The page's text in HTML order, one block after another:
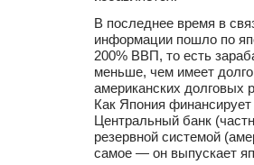
В последнее время в
инфор­мации пошло по
200% ВВП, то есть
меньше, чем имеет
американских долговых
Как Япония
Центральный банк
резервной системой
самое — он выпускает